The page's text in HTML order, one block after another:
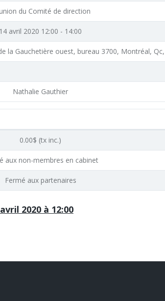
du Comité de direction
14 avril 2020 12:00 - 14:00
la Gauchetière ouest, bureau 3700, Montréal,
Nathalie Gauthier
0.00$ (tx inc.)
aux non-membres en cabinet
Fermé aux partenaires
2020 à 12:00